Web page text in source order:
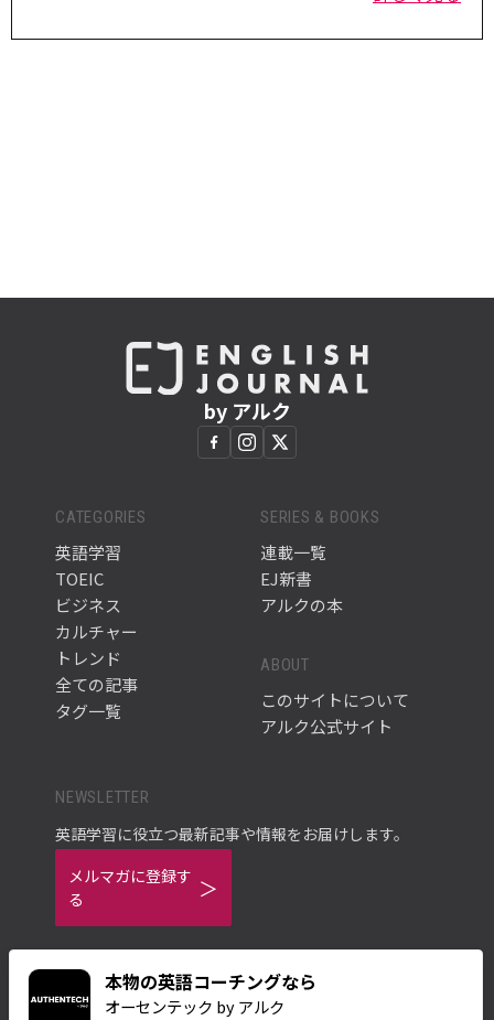
本物の英語コーチングなら
オーセンテック by アルク
by アルク
CATEGORIES
英語学習
TOEIC
ビジネス
カルチャー
トレンド
全ての記事
タグ一覧
SERIES & BOOKS
連載一覧
EJ新書
アルクの本
ABOUT
このサイトについて
アルク公式サイト
NEWSLETTER
英語学習に役立つ最新記事や情報をお届けします。
メルマガに登録す
る